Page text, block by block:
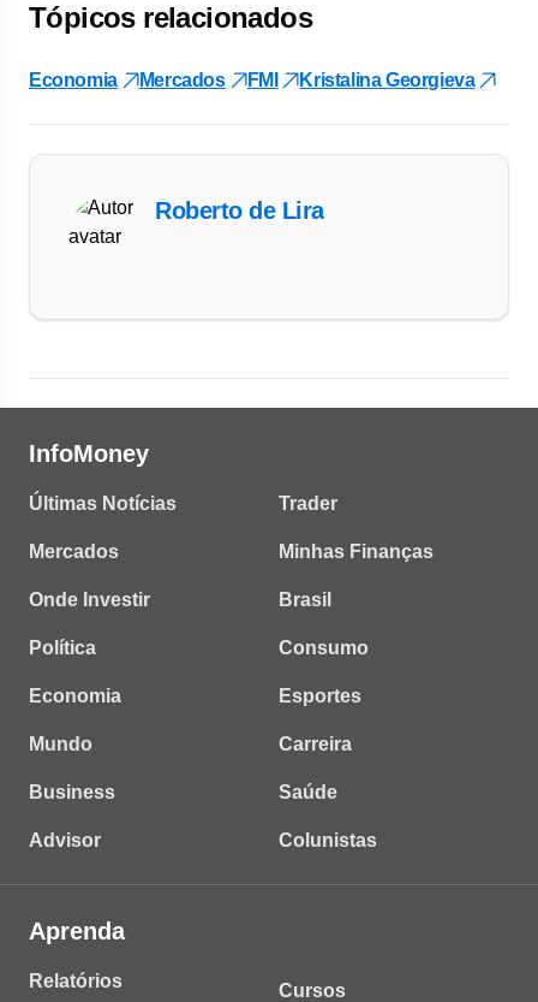
Tópicos relacionados
Economia Mercados FMI Kristalina Georgieva
Roberto de Lira
InfoMoney
Últimas Notícias
Mercados
Onde Investir
Política
Economia
Mundo
Business
Advisor
Trader
Minhas Finanças
Brasil
Consumo
Esportes
Carreira
Saúde
Colunistas
Aprenda
Relatórios Cursos